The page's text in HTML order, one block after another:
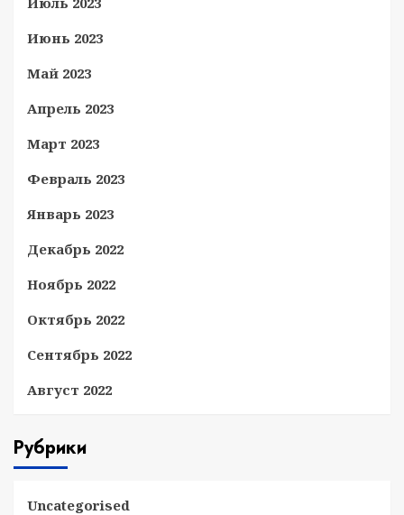
Июнь 2023
Май 2023
Апрель 2023
Март 2023
Февраль 2023
Январь 2023
Декабрь 2022
Ноябрь 2022
Октябрь 2022
Сентябрь 2022
Август 2022
Рубрики
Uncategorised